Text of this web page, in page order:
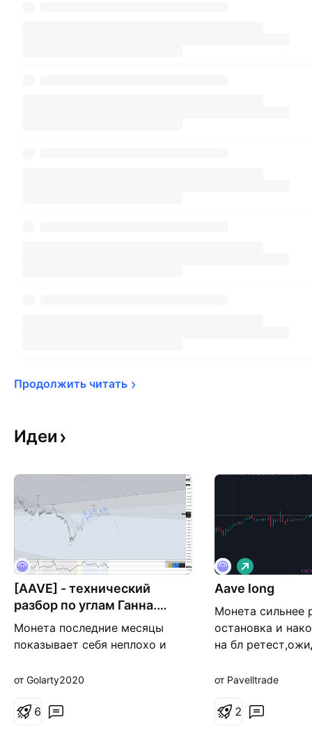
Продолжить читать
Идеи
[AAVE] - технический
разбор по углам Ганна.
Перепутье.
Монета последние месяцы
показывает себя неплохо и
рынка. Сейчас находится на
ниже 89$, то, вероятнее всего,
от Golarty2020
6
Aave long
Монета сильнее
остановка и
на бл
Д
л
и
н
я
от Pavelltrade
2